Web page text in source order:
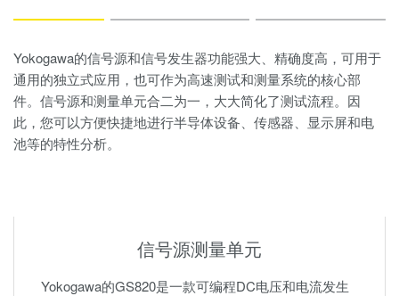
Yokogawa的信号源和信号发生器功能强大、精确度高，可用于
通用的独立式应用，也可作为高速测试和测量系统的核心部
件。信号源和测量单元合二为一，大大简化了测试流程。因
此，您可以方便快捷地进行半导体设备、传感器、显示屏和电
池等的特性分析。
信号源测量单元
Yokogawa的GS820是一款可编程DC电压和电流发生